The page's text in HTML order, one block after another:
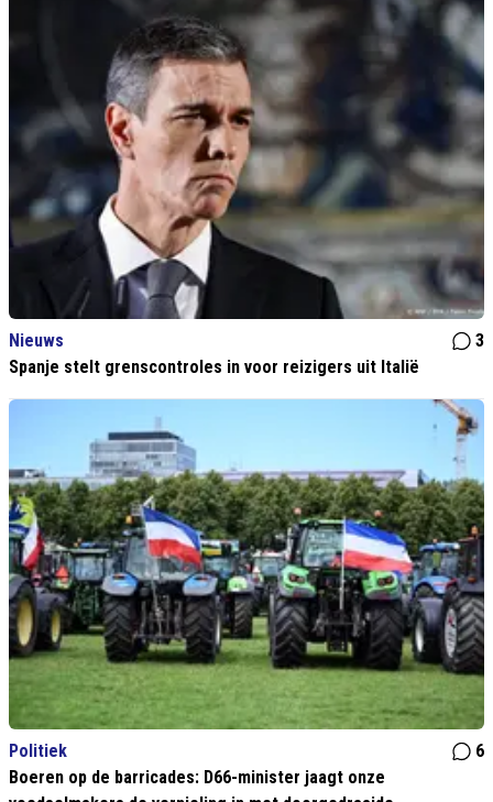
Nieuws
3
Spanje stelt grenscontroles in voor reizigers uit Italië
Politiek
6
Boeren op de barricades: D66-minister jaagt onze